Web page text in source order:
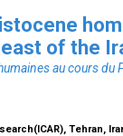
of the
au cours
Tehran,